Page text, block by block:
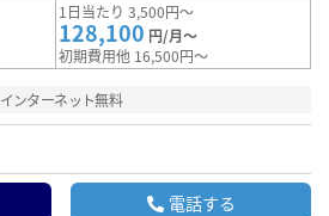
1日当たり 3,500円～
128,100 円/月～
初期費用他 16,500円～
インターネット無料
電話する